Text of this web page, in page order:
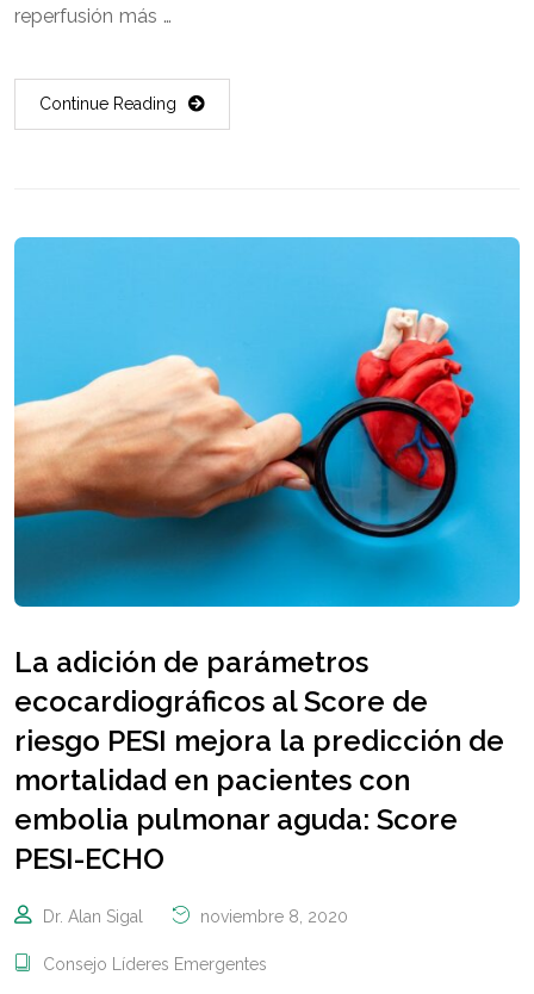
reperfusión más …
Continue Reading
La adición de parámetros
ecocardiográficos al Score de
riesgo PESI mejora la predicción de
mortalidad en pacientes con
embolia pulmonar aguda: Score
PESI-ECHO
Dr. Alan Sigal noviembre 8, 2020
Consejo Líderes Emergentes